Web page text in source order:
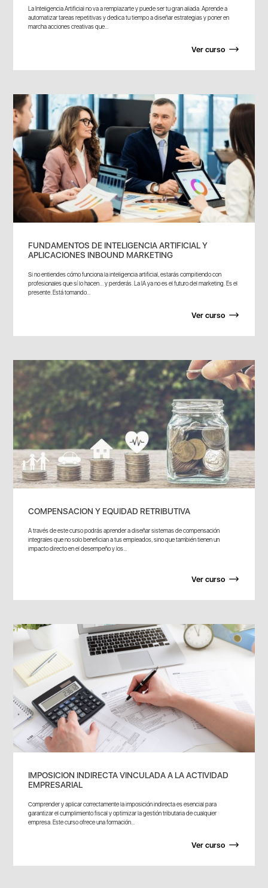
La Inteligencia Artificial no va a remplazarte y puede ser tu gran aliada. Aprende a
automatizar tareas repetitivas y dedica tu tiempo a diseñar estrategias y poner en
marcha acciones creativas que...
Ver curso
FUNDAMENTOS DE INTELIGENCIA ARTIFICIAL Y
APLICACIONES INBOUND MARKETING
Si no entiendes cómo funciona la inteligencia artificial, estarás compitiendo con
profesionales que sí lo hacen… y perderás. La IA ya no es el futuro del marketing. Es el
presente. Está tomando...
Ver curso
COMPENSACION Y EQUIDAD RETRIBUTIVA
A través de este curso podrás aprender a diseñar sistemas de compensación
integrales que no solo benefician a tus empleados, sino que también tienen un
impacto directo en el desempeño y los...
Ver curso
IMPOSICION INDIRECTA VINCULADA A LA ACTIVIDAD
EMPRESARIAL
Comprender y aplicar correctamente la imposición indirecta es esencial para
garantizar el cumplimiento fiscal y optimizar la gestión tributaria de cualquier
empresa. Este curso ofrece una formación...
Ver curso